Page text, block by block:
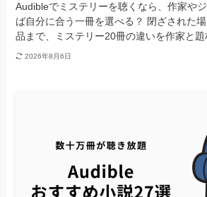
Audibleでミステリーを聴くなら、作家や
ば自分に合う一冊を選べる？ 閉ざされた
品まで、ミステリー20冊の違いを作家と題
2026年8月6日